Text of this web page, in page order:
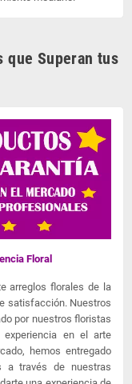
que Superan tus
Floral
arreglos florales de la
satisfacción. Nuestros
por nuestros floristas
experiencia en el arte
hemos entregado
a través de nuestras